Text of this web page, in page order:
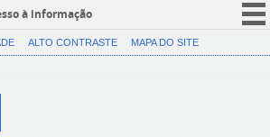
à informação
CORONAVÍRUS (COVID-19)
ALTO CONTRASTE MAPA DO SITE